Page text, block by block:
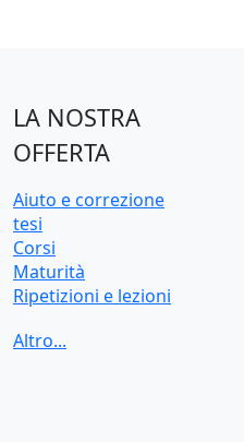
LA NOSTRA
OFFERTA
Aiuto e correzione
tesi
Corsi
Maturità
Ripetizioni e lezioni
online